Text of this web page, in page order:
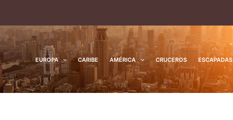
EUROPA CARIBE AMÉRICA CRUCEROS ESCAPADAS